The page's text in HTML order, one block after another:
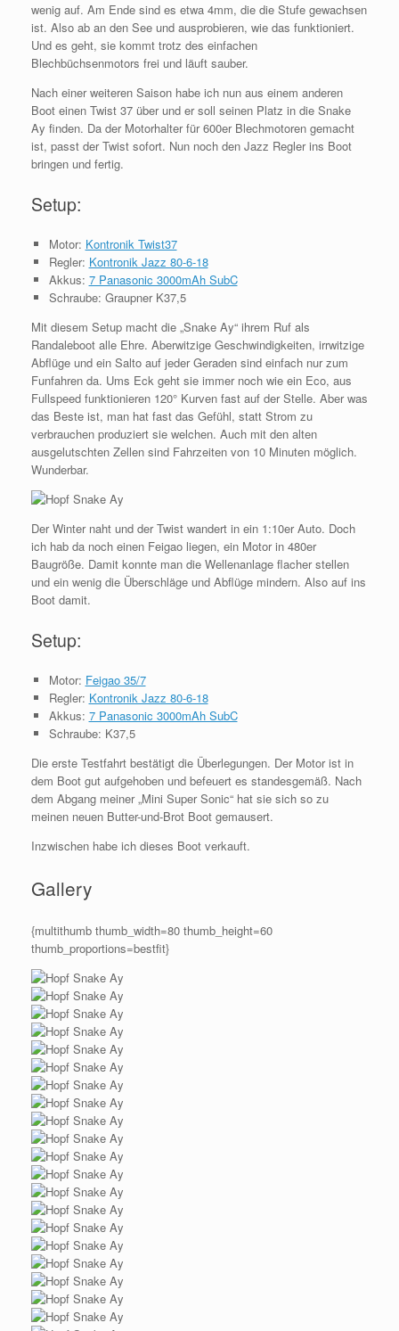
wenig auf. Am Ende sind es etwa 4mm, die die Stufe gewachsen
ist. Also ab an den See und ausprobieren, wie das funktioniert.
Und es geht, sie kommt trotz des einfachen
Blechbüchsenmotors frei und läuft sauber.
Nach einer weiteren Saison habe ich nun aus einem anderen
Boot einen Twist 37 über und er soll seinen Platz in die Snake
Ay finden. Da der Motorhalter für 600er Blechmotoren gemacht
ist, passt der Twist sofort. Nun noch den Jazz Regler ins Boot
bringen und fertig.
Setup:
Motor: Kontronik Twist37
Regler: Kontronik Jazz 80-6-18
Akkus: 7 Panasonic 3000mAh SubC
Schraube: Graupner K37,5
Mit diesem Setup macht die „Snake Ay“ ihrem Ruf als
Randaleboot alle Ehre. Aberwitzige Geschwindigkeiten, irrwitzige
Abflüge und ein Salto auf jeder Geraden sind einfach nur zum
Funfahren da. Ums Eck geht sie immer noch wie ein Eco, aus
Fullspeed funktionieren 120° Kurven fast auf der Stelle. Aber was
das Beste ist, man hat fast das Gefühl, statt Strom zu
verbrauchen produziert sie welchen. Auch mit den alten
ausgelutschten Zellen sind Fahrzeiten von 10 Minuten möglich.
Wunderbar.
Der Winter naht und der Twist wandert in ein 1:10er Auto. Doch
ich hab da noch einen Feigao liegen, ein Motor in 480er
Baugröße. Damit konnte man die Wellenanlage flacher stellen
und ein wenig die Überschläge und Abflüge mindern. Also auf ins
Boot damit.
Setup:
Motor: Feigao 35/7
Regler: Kontronik Jazz 80-6-18
Akkus: 7 Panasonic 3000mAh SubC
Schraube: K37,5
Die erste Testfahrt bestätigt die Überlegungen. Der Motor ist in
dem Boot gut aufgehoben und befeuert es standesgemäß. Nach
dem Abgang meiner „Mini Super Sonic“ hat sie sich so zu
meinen neuen Butter-und-Brot Boot gemausert.
Inzwischen habe ich dieses Boot verkauft.
Gallery
{multithumb thumb_width=80 thumb_height=60
thumb_proportions=bestfit}